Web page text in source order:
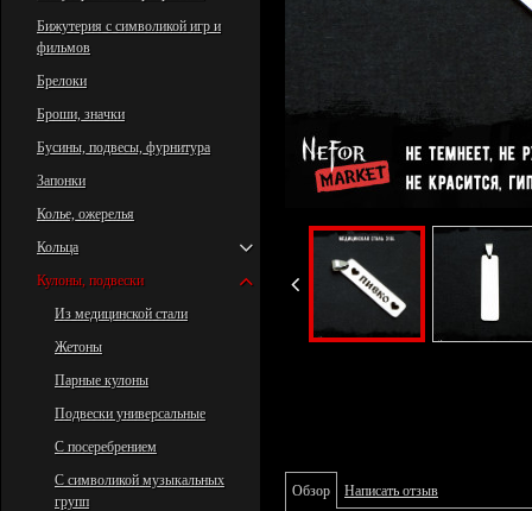
Бижутерия с символикой игр и
фильмов
Брелоки
Броши, значки
Бусины, подвесы, фурнитура
Запонки
Колье, ожерелья
Кольца
Кулоны, подвески
Из медицинской стали
Жетоны
Парные кулоны
Подвески универсальные
С посеребрением
С символикой музыкальных
групп
Обзор Написать отзыв